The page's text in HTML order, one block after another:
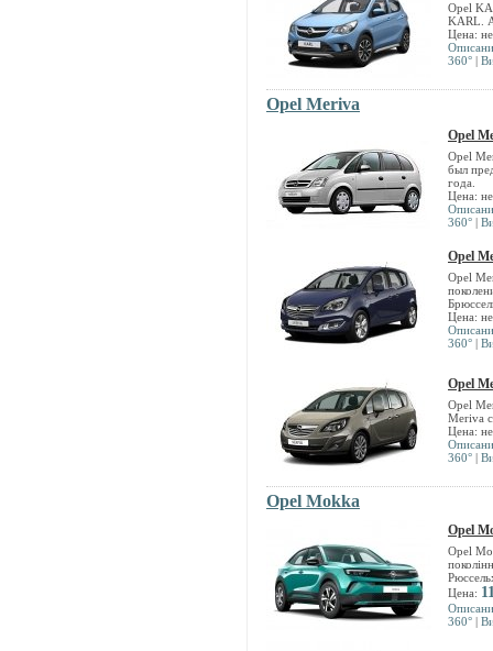
Opel
KARL.
Цена:
360° |
Opel Meriva
Opel
Opel
был
года.
Цена:
360° |
Opel
Opel
Цена:
360° |
Opel
Opel
Meriva
Цена:
360° |
Opel Mokka
Opel
Opel
Цена:
360° |